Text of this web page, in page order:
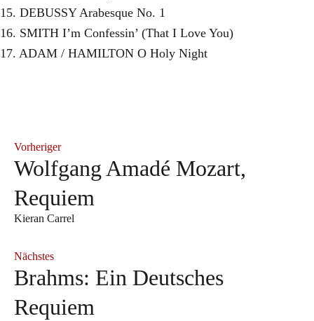
15. DEBUSSY Arabesque No. 1
16. SMITH I’m Confessin’ (That I Love You)
17. ADAM / HAMILTON O Holy Night
Vorheriger
Wolfgang Amadé Mozart,
Requiem
Kieran Carrel
Nächstes
Brahms: Ein Deutsches
Requiem